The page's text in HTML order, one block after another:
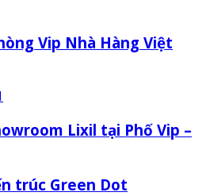
Vip Nhà Hàng Việt
Lixil tại Phố Vip –
trúc Green Dot